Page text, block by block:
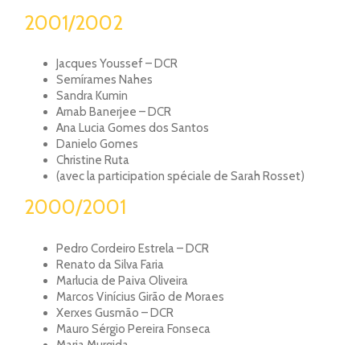
2001/2002
Jacques Youssef – DCR
Semírames Nahes
Sandra Kumin
Arnab Banerjee – DCR
Ana Lucia Gomes dos Santos
Danielo Gomes
Christine Ruta
(avec la participation spéciale de Sarah Rosset)
2000/2001
Pedro Cordeiro Estrela – DCR
Renato da Silva Faria
Marlucia de Paiva Oliveira
Marcos Vinícius Girão de Moraes
Xerxes Gusmão – DCR
Mauro Sérgio Pereira Fonseca